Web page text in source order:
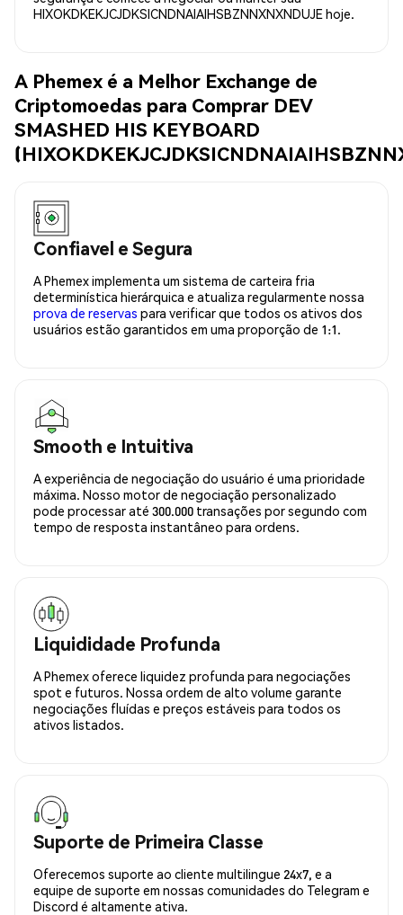
HIXOKDKEKJCJDKSICNDNAIAIHSBZNNXNXNDUJE hoje.
A Phemex é a Melhor Exchange de
Criptomoedas para Comprar DEV
SMASHED HIS KEYBOARD
Confiavel e Segura
A Phemex implementa um sistema de carteira fria
determinística hierárquica e atualiza regularmente nossa
prova de reservas para verificar que todos os ativos dos
usuários estão garantidos em uma proporção de 1:1.
Smooth e Intuitiva
A experiência de negociação do usuário é uma prioridade
máxima. Nosso motor de negociação personalizado
pode processar até 300.000 transações por segundo com
tempo de resposta instantâneo para ordens.
Liquididade Profunda
A Phemex oferece liquidez profunda para negociações
spot e futuros. Nossa ordem de alto volume garante
negociações fluídas e preços estáveis para todos os
ativos listados.
Suporte de Primeira Classe
Oferecemos suporte ao cliente multilingue 24x7, e a
equipe de suporte em nossas comunidades do Telegram e
Discord é altamente ativa.